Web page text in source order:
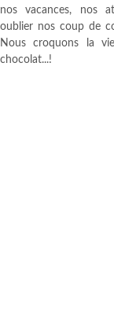
nos vacances, nos
oublier nos coup de
Nous croquons la
chocolat...!